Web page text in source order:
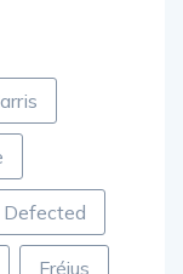
Defected